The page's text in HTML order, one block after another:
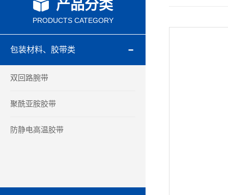
产品分类
PRODUCTS CATEGORY
包装材料、胶带类
双回路腕带
聚酰亚胺胶带
防静电高温胶带